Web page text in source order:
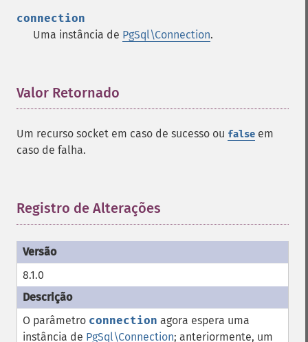
connection
Uma instância de PgSql\Connection.
Valor Retornado
Um recurso socket em caso de sucesso ou false em
caso de falha.
Registro de Alterações
8.1.0
O parâmetro connection agora espera uma
instância de PgSql\Connection; anteriormente, um